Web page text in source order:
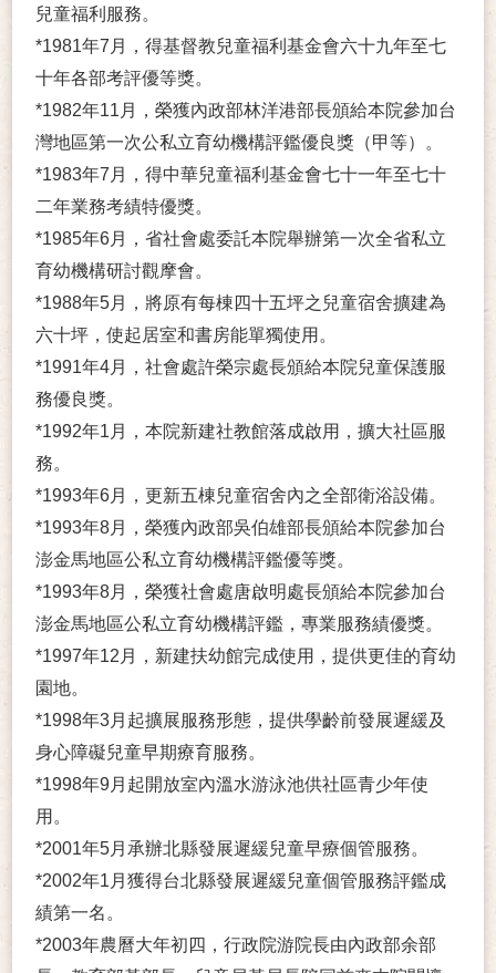
兒童福利服務。
*1981年7月，得基督教兒童福利基金會六十九年至七
十年各部考評優等獎。
*1982年11月，榮獲內政部林洋港部長頒給本院參加台
灣地區第一次公私立育幼機構評鑑優良獎（甲等）。
*1983年7月，得中華兒童福利基金會七十一年至七十
二年業務考績特優獎。
*1985年6月，省社會處委託本院舉辦第一次全省私立
育幼機構研討觀摩會。
*1988年5月，將原有每棟四十五坪之兒童宿舍擴建為
六十坪，使起居室和書房能單獨使用。
*1991年4月，社會處許榮宗處長頒給本院兒童保護服
務優良獎。
*1992年1月，本院新建社教館落成啟用，擴大社區服
務。
*1993年6月，更新五棟兒童宿舍內之全部衛浴設備。
*1993年8月，榮獲內政部吳伯雄部長頒給本院參加台
澎金馬地區公私立育幼機構評鑑優等獎。
*1993年8月，榮獲社會處唐啟明處長頒給本院參加台
澎金馬地區公私立育幼機構評鑑，專業服務績優獎。
*1997年12月，新建扶幼館完成使用，提供更佳的育幼
園地。
*1998年3月起擴展服務形態，提供學齡前發展遲緩及
身心障礙兒童早期療育服務。
*1998年9月起開放室內溫水游泳池供社區青少年使
用。
*2001年5月承辦北縣發展遲緩兒童早療個管服務。
*2002年1月獲得台北縣發展遲緩兒童個管服務評鑑成
績第一名。
*2003年農曆大年初四，行政院游院長由內政部余部